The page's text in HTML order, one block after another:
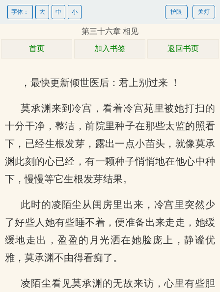
关灯
护眼
字体： 大 中 小
第三十六章 相见
首页 加入书签 返回书页
，最快更新倾世医后：君上别过来 ！
莫承渊来到冷宫，看着冷宫苑里被她打扫的
十分干净，整洁，前院里种子在那些太监的照看
下，已经生根发芽，露出一点小苗头，就像莫承
渊此刻的心已经，有一颗种子悄悄地在他心中种
下，慢慢等它生根发芽结果。
此时的凌陌尘从闺房里出来，冷宫里突然少
了好些人她有些睡不着，便准备出来走走，她缓
缓地走出，盈盈的月光洒在她脸庞上，静谧优
雅，莫承渊不由得看痴了。
凌陌尘看见莫承渊的无故来访，心里有些胆